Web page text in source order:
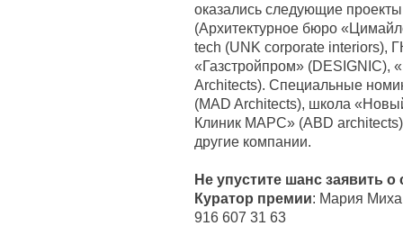
оказались следующие
(Архитектурное бюро
tech (UNK corporate interiors),
«Газстройпром» (DESIGNIC),
Architects). Специальные
(MAD Architects), школа
Клиник МАРС» (ABD
другие компании.
Не упустите шанс заявить о
Куратор премии: Мария
916 607 31 63